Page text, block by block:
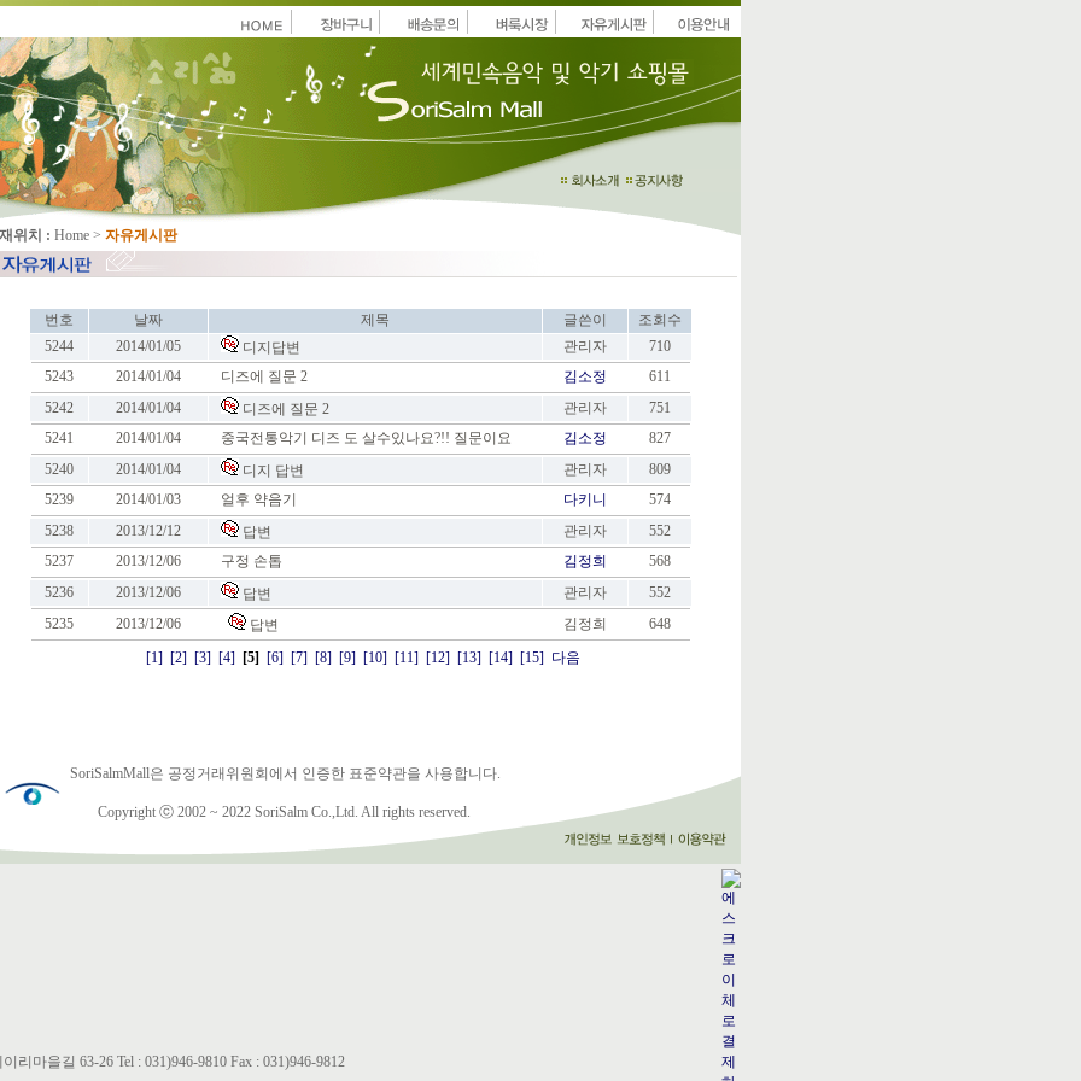
위치 : Home > 자유게시판
번호 날짜 제목 글쓴이
조회수
5244
2014/01/05 디지답변 관리자
710
5243
2014/01/04 디즈에 질문 2 김소정
611
5242
2014/01/04 디즈에 질문 2 관리자
751
5241
2014/01/04 중국전통악기 디즈 도 살수있나요?!! 질문이요 김소정
827
5240
2014/01/04 디지 답변 관리자
809
5239
2014/01/03 얼후 약음기 다키니
574
5238
2013/12/12 답변 관리자
552
5237
2013/12/06 구정 손톱 김정희
568
5236
2013/12/06 답변 관리자
552
5235
2013/12/06 답변 김정희
648
[1] [2] [3] [4] [5] [6] [7] [8] [9] [10] [11] [12] [13] [14] [15] 다음
SoriSalmMall은 공정거래위원회에서 인증한 표준약관을 사용합니다.
Copyright ⓒ 2002 ~ 2022 SoriSalm Co.,Ltd. All rights reserved.
리마을길 63-26 Tel : 031)946-9810 Fax : 031)946-9812